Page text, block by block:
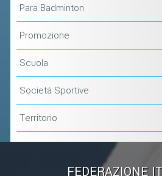
Para Badminton
Promozione
Scuola
Società Sportive
Territorio
FEDERAZIONE
ATLETI